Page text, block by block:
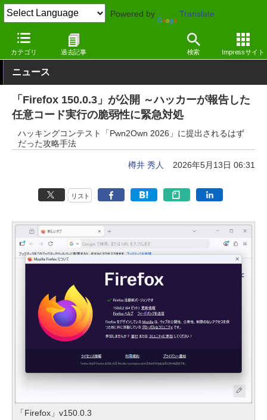
Powered by Translate
カテゴリ 過去記事 検索 Impressサイト
窓の杜 インターネット Windows
ニュース
「Firefox 150.0.3」が公開 ～ハッカーが報告した
任意コード実行の脆弱性に緊急対処
ハッキングコンテスト「Pwn2Own 2026」に提出されるはず
だった攻略手法
樽井 秀人 2026年5月13日 06:31
リスト
「Firefox」v150.0.3